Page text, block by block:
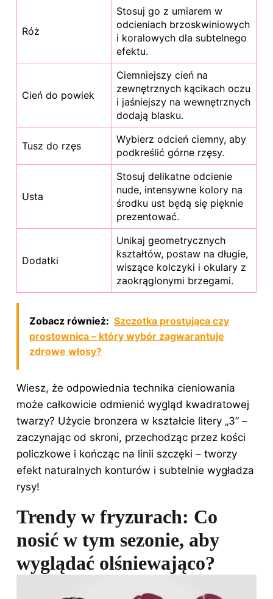
Róż
Stosuj go z umiarem w
odcieniach brzoskwiniowych
i koralowych dla subtelnego
efektu.
Cień do powiek
Ciemniejszy cień na
zewnętrznych kącikach oczu
i jaśniejszy na wewnętrznych
dodają blasku.
Tusz do rzęs
Wybierz odcień ciemny, aby
podkreślić górne rzęsy.
Usta
Stosuj delikatne odcienie
nude, intensywne kolory na
środku ust będą się pięknie
prezentować.
Dodatki
Unikaj geometrycznych
kształtów, postaw na długie,
wiszące kolczyki i okulary z
zaokrąglonymi brzegami.
Zobacz również: Szczotka prostująca czy
prostownica – który wybór zagwarantuje
zdrowe włosy?
Wiesz, że odpowiednia technika cieniowania
może całkowicie odmienić wygląd kwadratowej
twarzy? Użycie bronzera w kształcie litery „3” –
zaczynając od skroni, przechodząc przez kości
policzkowe i kończąc na linii szczęki – tworzy
efekt naturalnych konturów i subtelnie wygładza
rysy!
Trendy w fryzurach: Co
nosić w tym sezonie, aby
wyglądać olśniewająco?